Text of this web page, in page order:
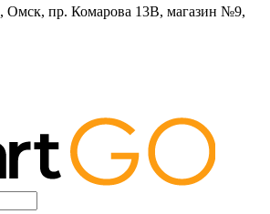
, Омск, пр. Комарова 13В, магазин №9,